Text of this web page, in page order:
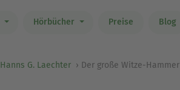
Hörbücher Preise Blog
Hanns G. Laechter Der große Witze-Hammer